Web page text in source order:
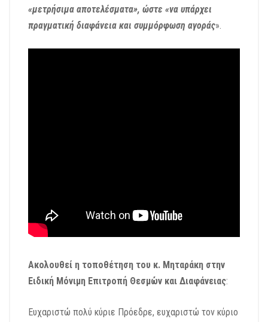
«μετρήσιμα αποτελέσματα», ώστε «να υπάρχει
πραγματική διαφάνεια και συμμόρφωση αγοράς».
Ακολουθεί η τοποθέτηση του κ. Μηταράκη στην
Ειδική Μόνιμη Επιτροπή Θεσμών και Διαφάνειας:
Ευχαριστώ πολύ κύριε Πρόεδρε, ευχαριστώ τον κύριο